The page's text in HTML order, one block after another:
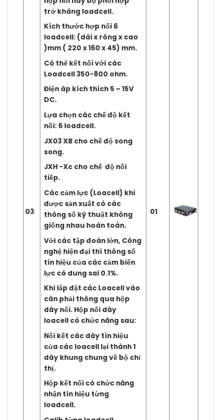
03
trở kháng loadcell.
Kích thước hợp nối 6
loadcell: (dài x rông x cao
)mm ( 220 x 160 x 45) mm.
Có thể kết nối với các
Loadcell 350-800 ohm.
Điện áp kích thích 5 ~ 15V
DC.
Lựa chọn các chế độ kết
nối: 6 loadcell.
JX03 XB cho chế độ song
song.
JXH -Xc cho chế độ nối
tiếp.
Các cảm lực (Loacell) khi
được sản xuất có các
thông số kỹ thuật không
giống nhau hoàn toàn.
Với các tập đoàn lớn, Công
nghệ hiện đại thì thông số
tín hiệu của các cảm biến
lực có dung sai 0.1%.
Khi lắp đặt các Loacell vào
cân phải thông qua hộp
dây nối. Hộp nối dây
loacell có chức năng sau:
Nối kết các dây tín hiệu
của các loacell lại thành 1
dây khung chung về bộ chỉ
thị.
Hộp kết nối có chức năng
nhận tín hiệu từng
loadcell.
01